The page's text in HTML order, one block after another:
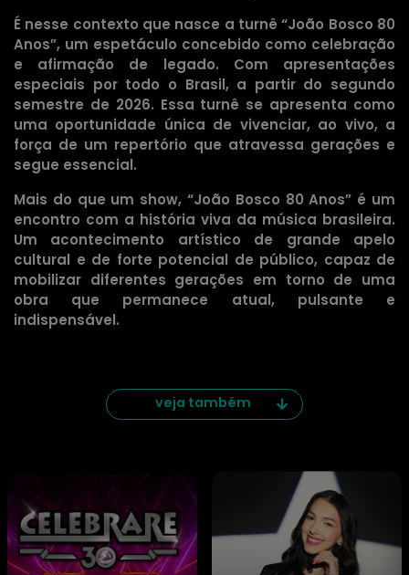
É nesse contexto que nasce a turnê “João Bosco 80
Anos”, um espetáculo concebido como celebração
e afirmação de legado. Com apresentações
especiais por todo o Brasil, a partir do segundo
semestre de 2026. Essa turnê se apresenta como
uma oportunidade única de vivenciar, ao vivo, a
força de um repertório que atravessa gerações e
segue essencial.
Mais do que um show, “João Bosco 80 Anos” é um
encontro com a história viva da música brasileira.
Um acontecimento artístico de grande apelo
cultural e de forte potencial de público, capaz de
mobilizar diferentes gerações em torno de uma
obra que permanece atual, pulsante e
indispensável.
veja também